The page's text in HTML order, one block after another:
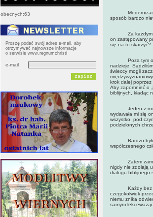
obecnych:63
Proszę podać swój adres e-mail, aby
otrzymywać najnowsze informacje
o serwisie www.regnumchristi
e-mail
Modernizacja
sposób bardzo
Za każdym
on zastępowany
się na to skarżyć?
Poza tym owe
nadzieje.
świeccy mogli
krok dalej
Aby zapomnieć o
biblijnych, kładąc
Jeden z moich
wydawała mi się
wszystko, pod
podzielonych
Bardzo byłem
współczesnego
Zatem zamiast
nigdy nie zdołają
dialogu biblijnego
Każdy bez
czegokolwiek
niemu znika
samym